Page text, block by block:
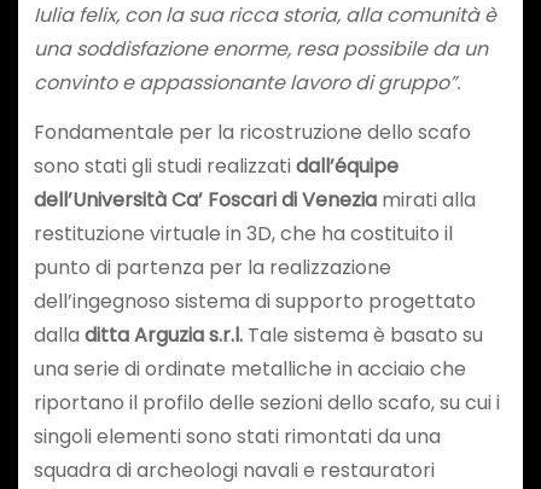
Iulia felix, con la sua ricca storia, alla comunità è
una soddisfazione enorme, resa possibile da un
convinto e appassionante lavoro di gruppo”.
Fondamentale per la ricostruzione dello scafo
sono stati gli studi realizzatidall’équipe
dell’Università Ca’ Foscari di Veneziamirati alla
restituzione virtuale in 3D, che ha costituito il
punto di partenza per la realizzazione
dell’ingegnoso sistema di supporto progettato
dalla ditta Arguzia s.r.l.Tale sistema è basato su
una serie di ordinate metalliche in acciaio che
riportano il profilo delle sezioni dello scafo, su cui i
singoli elementi sono stati rimontati da una
squadra di archeologi navali e restauratori